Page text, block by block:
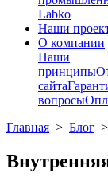
Labko
Наши
О компании
Наши
принципы
сайта
вопросы
Главная > Блог >